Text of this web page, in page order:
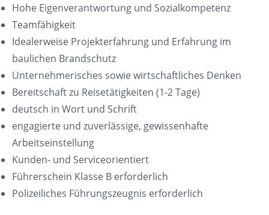
Hohe Eigenverantwortung und Sozialkompetenz
Teamfähigkeit
Idealerweise Projekterfahrung und Erfahrung im
baulichen Brandschutz
Unternehmerisches sowie wirtschaftliches Denken
Bereitschaft zu Reisetätigkeiten (1-2 Tage)
deutsch in Wort und Schrift
engagierte und zuverlässige, gewissenhafte
Arbeitseinstellung
Kunden- und Serviceorientiert
Führerschein Klasse B erforderlich
Polizeiliches Führungszeugnis erforderlich